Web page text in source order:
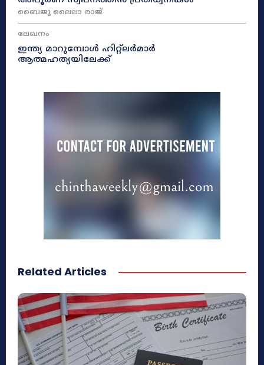
ബൈജു ലൈലാ രാജ്
ലേഖനം
ഇന്ത്യ മാറുമ്പോൾ ഹിറ്റ്ലർമാർ
ആത്മഹത്യയിലേക്ക്
Related Articles